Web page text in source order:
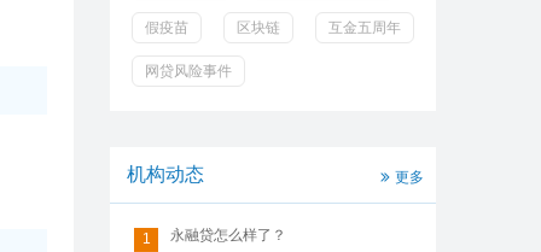
假疫苗 区块链 互金五周年
网贷风险事件
机构动态 更多
1 永融贷怎么样了？